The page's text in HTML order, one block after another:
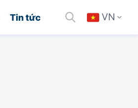
Tin tức VN